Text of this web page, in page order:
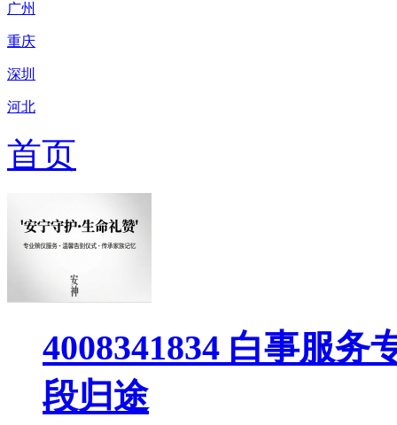
广州
重庆
深圳
河北
首页
4008341834 白事服
段归途